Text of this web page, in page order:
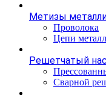
Метизы
Проволока
Цепи
Решетчатый
Сварной